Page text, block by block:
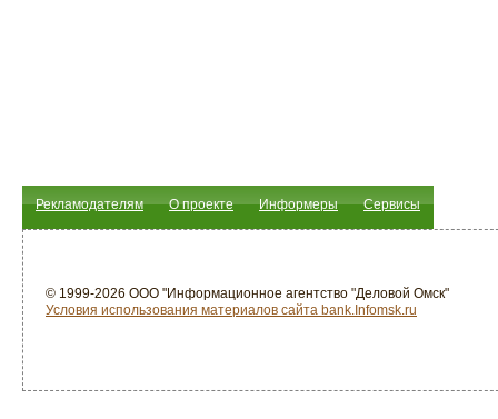
Рекламодателям О проекте Информеры Сервисы
© 1999-2026 ООО "Информационное агентство "Деловой Омск"
Условия использования материалов сайта bank.Infomsk.ru